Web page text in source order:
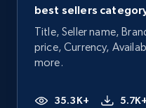
best sellers category
Title, Seller name,
price, Currency,
more.
35.3K+ 5.7K+